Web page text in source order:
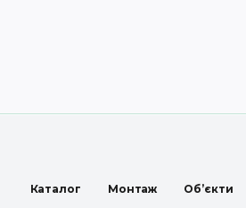
Каталог Монтаж Об’єкти